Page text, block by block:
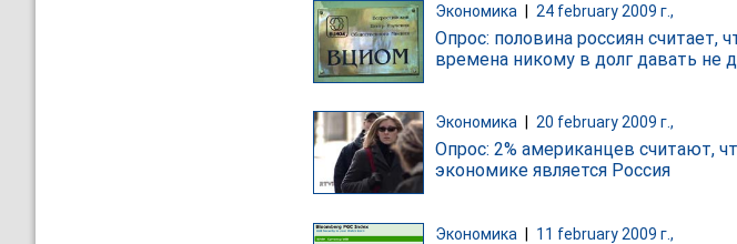
Экономика 24 february 2009 г.,
Опрос: половина россиян считает,
времена никому в долг давать не
Экономика 20 february 2009 г.,
Опрос: 2% американцев считают,
экономике является Россия
Экономика | 11 february 2009 г.,